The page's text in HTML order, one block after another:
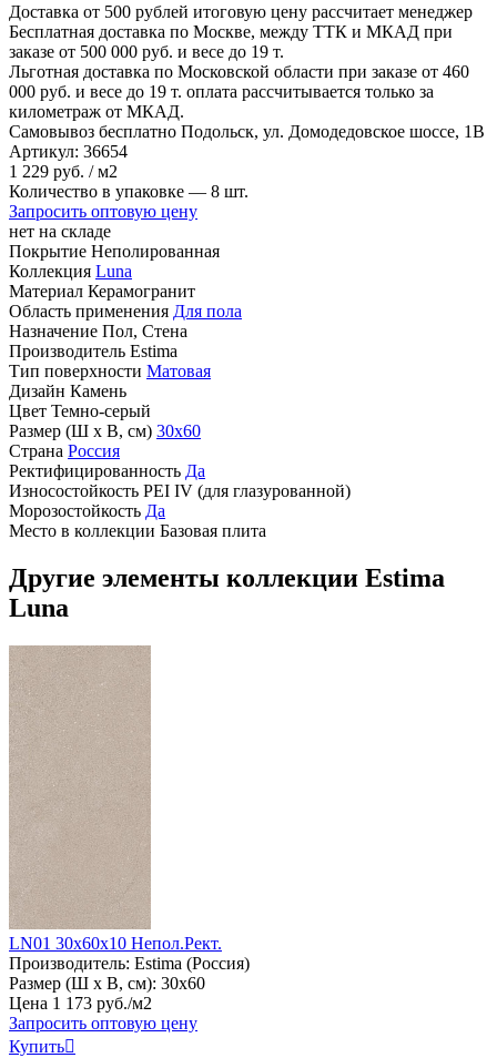
Доставка от 500 рублей итоговую цену рассчитает менеджер
Бесплатная доставка по Москве, между ТТК и МКАД при
заказе от 500 000 руб. и весе до 19 т.
Льготная доставка по Московской области при заказе от 460
000 руб. и весе до 19 т. оплата рассчитывается только за
километраж от МКАД.
Самовывоз бесплатно Подольск, ул. Домодедовское шоссе, 1В
Артикул: 36654
1 229 руб. / м2
Количество в упаковке — 8 шт.
Запросить оптовую цену
нет на складе
Покрытие Неполированная
Коллекция Luna
Материал Керамогранит
Область применения Для пола
Назначение Пол, Стена
Производитель Estima
Тип поверхности Матовая
Дизайн Камень
Цвет Темно-серый
Размер (Ш х В, см) 30х60
Страна Россия
Ректифицированность Да
Износостойкость PEI IV (для глазурованной)
Морозостойкость Да
Место в коллекции Базовая плита
Другие элементы коллекции Estima
Luna
LN01 30x60x10 Непол.Рект.
Производитель: Estima (Россия)
Размер (Ш х В, см): 30х60
Цена 1 173 руб./м2
Запросить оптовую цену
Купить